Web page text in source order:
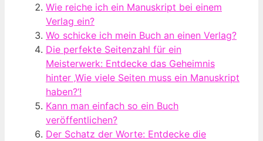
Wie reiche ich ein Manuskript bei einem
Verlag ein?
Wo schicke ich mein Buch an einen Verlag?
Die perfekte Seitenzahl für ein
Meisterwerk: Entdecke das Geheimnis
hinter ‚Wie viele Seiten muss ein Manuskript
haben?‘!
Kann man einfach so ein Buch
veröffentlichen?
Der Schatz der Worte: Entdecke die